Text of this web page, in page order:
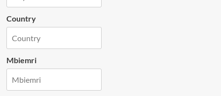
Country
Mbiemri